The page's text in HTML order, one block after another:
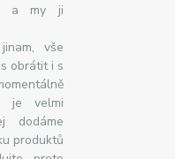
a my ji
vše
obrátit i s
je velmi
dodáme
produktů